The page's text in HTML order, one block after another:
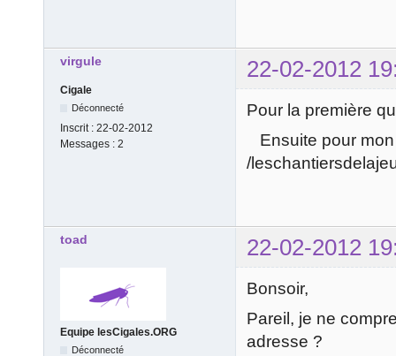
virgule 22-02-2012
Cigale
Déconnecté
Inscrit : 22-02-2012
Messages : 2
Pour la première
Ensuite pour
/
toad 22-02-2012
Equipe lesCigales.ORG
Déconnecté
Bonsoir,
Pareil, je ne
adresse ?